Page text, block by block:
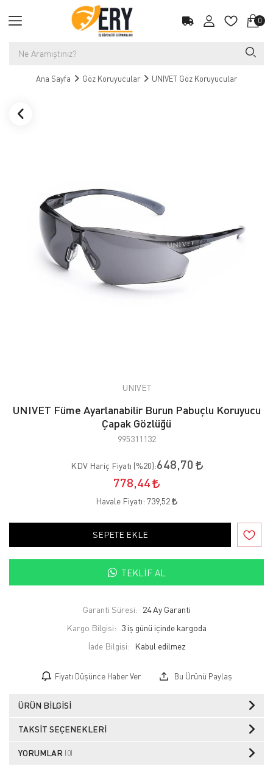
0
Ana Sayfa Göz Koruyucular UNIVET Göz Koruyucular
UNIVET
UNIVET Füme Ayarlanabilir Burun Pabuçlu Koruyucu
Çapak Gözlüğü
995311132
KDV Hariç Fiyatı (%20):648,70
778,44
Havale Fiyatı: 739,52
SEPETE EKLE
TEKLIF AL
Garanti Süresi: 24 Ay Garanti
Kargo Bilgisi: 3 iş günü içinde kargoda
İade Bilgisi:
Fiyatı Düşünce Haber Ver Bu Ürünü Paylaş
ÜRÜN BILGISI
TAKSIT SEÇENEKLERI
YORUMLAR (0)